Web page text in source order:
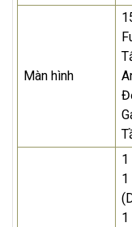
Màn hình
1
1
1